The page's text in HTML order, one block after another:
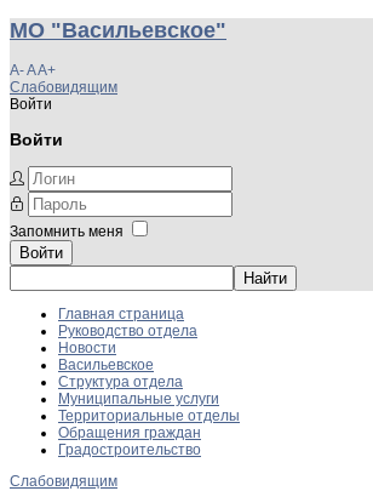
МО "Васильевское"
A-AA+
Слабовидящим
Войти
Войти
Запомнить меня
Войти
Главная страница
Руководство отдела
Новости
Васильевское
Структура отдела
Муниципальные услуги
Территориальные отделы
Обращения граждан
Градостроительство
Слабовидящим